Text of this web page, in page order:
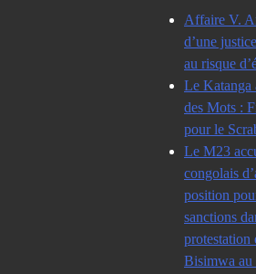
Affaire V.
d’une
au risque
Le Katanga
des Mots :
pour le
Le M23
congolais
position
sanctions
protestation
Bisimwa au